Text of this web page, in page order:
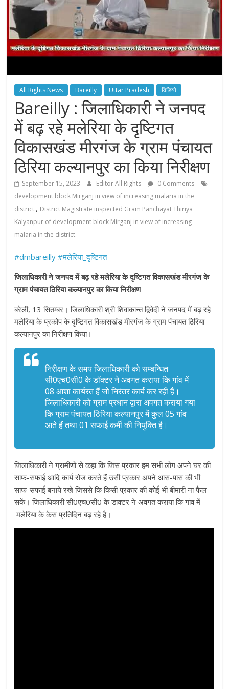
All Rights News Bareilly Uttar Pradesh विडियो
Bareilly : जिलाधिकारी ने जनपद
में बढ़ रहे मलेरिया के दृष्टिगत
विकासखंड मीरगंज के ग्राम पंचायत
ठिरिया कल्यानपुर का किया निरीक्षण
September 15, 2023 Editor All Rights
0 Comments
development block Mirganj in view of increasing malaria in the
district., District Magistrate inspected Gram Panchayat Thiriya
Kalyanpur of development block Mirganj in view of increasing
malaria in the district.
#dmbareilly #मलेरिया_दृष्टिगत
जिलाधिकारी ने जनपद में बढ़ रहे मलेरिया के दृष्टिगत विकासखंड मीरगंज के
ग्राम पंचायत ठिरिया कल्यानपुर का किया निरीक्षण
बरेली, 13 सितम्बर। जिलाधिकारी श्री शिवाकान्त द्विवेदी ने जनपद में बढ़ रहे
मलेरिया के प्रकोप के दृष्टिगत विकासखंड मीरगंज के ग्राम पंचायत ठिरिया
कल्यानपुर का निरीक्षण किया।
निरीक्षण के समय जिलाधिकारी को सम्बन्धित
सी0एच0सी0 के डॉक्टर ने अवगत कराया कि गांव में
08 आशा कार्यरत हैं जो निरंतर कार्य कर रही हैं।
जिलाधिकारी को ग्राम प्रधान द्वारा अवगत कराया गया
कि ग्राम पंचायत ठिरिया कल्यानपुर में कुल 05 गांव
आते हैं तथा 01 सफाई कर्मी की नियुक्ति है।
जिलाधिकारी ने ग्रामीणों से कहा कि जिस प्रकार हम सभी लोग अपने घर की
साफ-सफाई आदि कार्य रोज करते हैं उसी प्रकार अपने आस-पास की भी
साफ-सफाई बनाये रखे जिससे कि किसी प्रकार की कोई भी बीमारी ना फैल
सकें। जिलाधिकारी सी0एच0सी0 के डाक्टर ने अवगत कराया कि गांव में
मलेरिया के केस प्रतिदिन बढ़ रहे है।